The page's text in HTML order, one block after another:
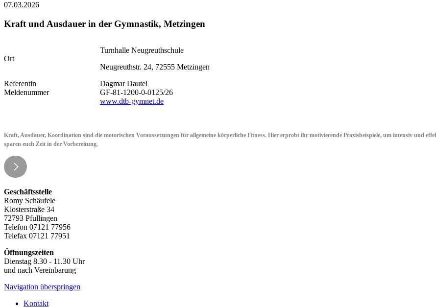
07.03.2026
Kraft und Ausdauer in der Gymnastik, Metzingen
Ort
Turnhalle Neugreuthschule
Neugreuthstr. 24, 72555 Metzingen
Referentin
Dagmar Dautel
Meldenummer
GF-81-1200-0-0125/26
www.dtb-gymnet.de
Kraft, Ausdauer, Koordination sind die motorischen Voraussetzungen für allgemeine körperliche Fitness. Hier erprobt ihr motivierende Praxisbeispiele, um intensiv und
sparen euch Zeit in der Vorbereitung.
Geschäftsstelle
Romy Schäufele
Klosterstraße 34
72793 Pfullingen
Telefon 07121 77956
Telefax 07121 77951
Öffnungszeiten
Dienstag 8.30 - 11.30 Uhr
und nach Vereinbarung
Navigation überspringen
Kontakt